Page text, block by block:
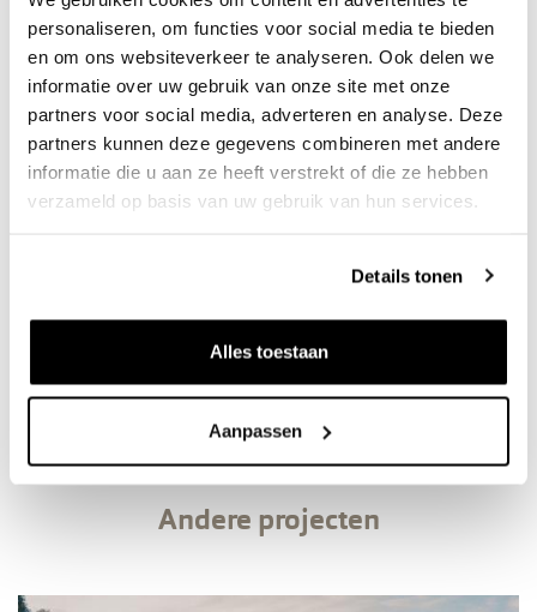
personaliseren, om functies voor social media te bieden
en om ons websiteverkeer te analyseren. Ook delen we
informatie over uw gebruik van onze site met onze
partners voor social media, adverteren en analyse. Deze
partners kunnen deze gegevens combineren met andere
informatie die u aan ze heeft verstrekt of die ze hebben
verzameld op basis van uw gebruik van hun services.
Details tonen
Alles toestaan
Aanpassen
g.schoolen@grondbankgmg.nl
Andere projecten